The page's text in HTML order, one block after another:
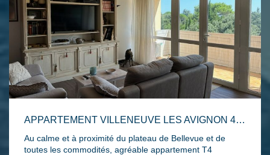
APPARTEMENT VILLENEUVE LES AVIGNON 4 PIÈCE(S) 85 M2
Au calme et à proximité du plateau de Bellevue et de
toutes les commodités, agréable appartement T4